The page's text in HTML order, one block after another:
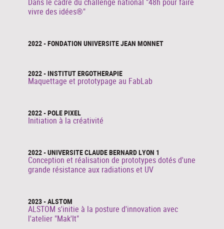
vivre des idées®"
2022 - FONDATION UNIVERSITE JEAN MONNET
2022 - INSTITUT ERGOTHERAPIE
Maquettage et prototypage au FabLab
2022 - POLE PIXEL
Initiation à la créativité
2022 - UNIVERSITE CLAUDE BERNARD LYON 1
Conception et réalisation de prototypes dotés d'une
grande résistance aux radiations et UV
2023 - ALSTOM
ALSTOM s'initie à la posture d'innovation avec
l'atelier "Mak'It"